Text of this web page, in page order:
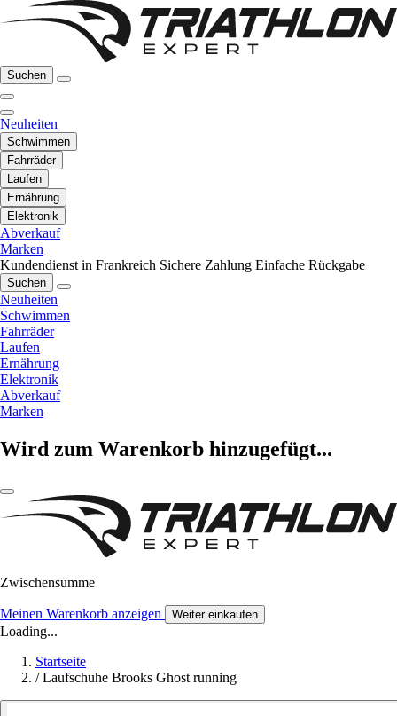
Suchen
Neuheiten
Schwimmen
Fahrräder
Laufen
Ernährung
Elektronik
Abverkauf
Marken
Kundendienst in Frankreich Sichere Zahlung Einfache Rückgabe
Suchen
Neuheiten
Schwimmen
Fahrräder
Laufen
Ernährung
Elektronik
Abverkauf
Marken
Wird zum Warenkorb hinzugefügt...
Zwischensumme
Meinen Warenkorb anzeigen Weiter einkaufen
Loading...
Startseite
/ Laufschuhe Brooks Ghost running